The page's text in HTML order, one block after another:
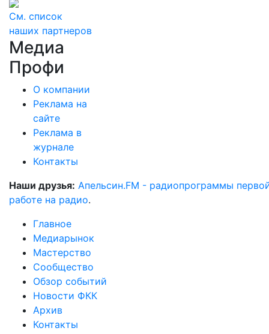
См. список
наших партнеров
Медиа
Профи
О компании
Реклама на
сайте
Реклама в
журнале
Контакты
Наши друзья: Апельсин.FM - радиопрограммы
работе на радио.
Главное
Медиарынок
Мастерство
Сообщество
Обзор событий
Новости ФКК
Архив
Контакты